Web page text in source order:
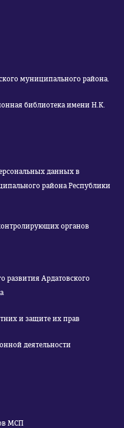
муниципального района.
библиотека имени Н.К.
данных в
района Республики
органов
развития Ардатовского
и защите их прав
деятельности
МСП